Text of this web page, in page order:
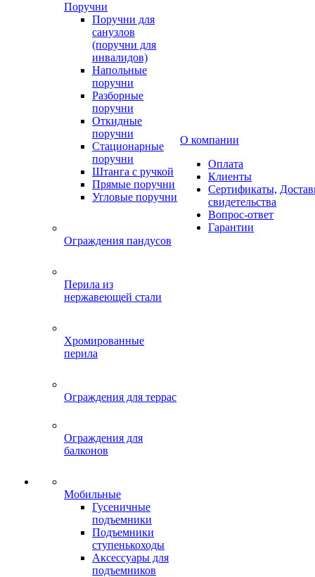
Поручни
Поручни для
санузлов
(поручни для
инвалидов)
Напольные
поручни
Разборные
поручни
Откидные
поручни
Стационарные
поручни
Штанга с ручкой
Прямые поручни
Угловые поручни
Ограждения пандусов
Перила из
нержавеющей стали
Хромированные
перила
Ограждения для террас
Ограждения для
балконов
Мобильные
Гусеничные
подъемники
Подъемники
ступенькоходы
Аксессуары для
подъемников
О компании
Оплата
Клиенты
Сертификаты,
свидетельства
Вопрос-ответ
Гарантии